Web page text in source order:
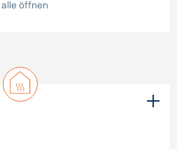
alle öffnen